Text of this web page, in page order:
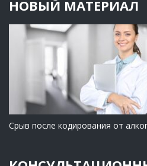
НОВЫЙ МАТЕРИАЛ
Срыв после кодирования от